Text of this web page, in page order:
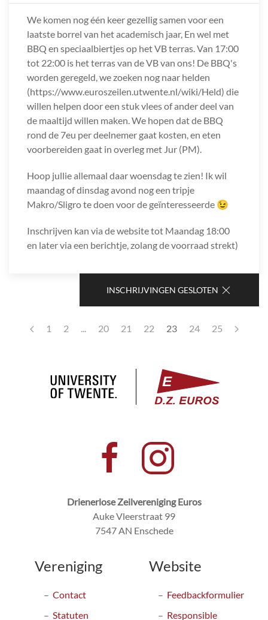
We komen nog één keer gezellig samen voor een
laatste borrel van het academisch jaar, En wel met
BBQ en speciaalbiertjes op het VB terras. Van 17:00
tot 22:00 is het terras van de VB van ons! De BBQ's
worden geregeld, we zoeken nog naar helden
(https://www.euroszeilen.utwente.nl/wiki/Held) die
willen helpen door een stuk vlees of ander deel van
de maaltijd willen maken. We hopen dat de BBQ
rond de 7eu per deelnemer gaat kosten, en eten
voorbereiden gaat in overleg met Jur (PM).
Hoop jullie allemaal daar woensdag te zien! Ik wil
maandag of dinsdag avond nog een tripje
Makro/Sligro te doen voor de geïnteresseerde 😉
Inschrijven kan via de website tot Maandag 18:00
en later via een berichtje, zolang de voorraad strekt)
INSCHRIJVINGEN GESLOTEN
1 2 ... 20 21 22 23 24 25
Drienerlose Zeilvereniging Euros
Auke Vleerstraat 99
7547 AN Enschede
Vereniging
Contact
Statuten
Website
Feedbackformulier
Responsible